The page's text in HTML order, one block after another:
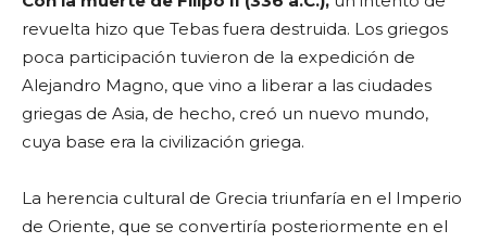
revuelta hizo que Tebas fuera destruida. Los griegos
poca participación tuvieron de la expedición de
Alejandro Magno, que vino a liberar a las ciudades
griegas de Asia, de hecho, creó un nuevo mundo,
cuya base era la civilización griega.
La herencia cultural de Grecia triunfaría en el Imperio
de Oriente, que se convertiría posteriormente en el